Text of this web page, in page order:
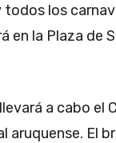
los
en la Plaza de
a cabo el
aruquense. El